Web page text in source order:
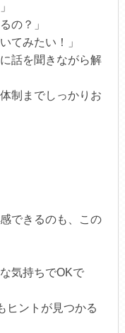
の？」
てみたい！」
話を聞きながら解
制までしっかりお
できるのも、この
気持ちでOKで
ヒントが見つかる